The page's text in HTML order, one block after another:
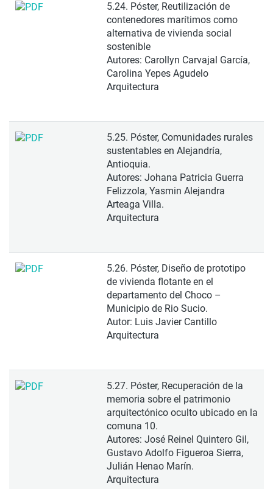
5.24. Póster, Reutilización de
contenedores marítimos como
alternativa de vivienda social
sostenible
Autores: Carollyn Carvajal García,
Carolina Yepes Agudelo
Arquitectura
5.25. Póster, Comunidades rurales
sustentables en Alejandría,
Antioquia.
Autores: Johana Patricia Guerra
Felizzola, Yasmin Alejandra
Arteaga Villa.
Arquitectura
5.26. Póster, Diseño de prototipo
de vivienda flotante en el
departamento del Choco –
Municipio de Rio Sucio.
Autor: Luis Javier Cantillo
Arquitectura
5.27. Póster, Recuperación de la
memoria sobre el patrimonio
arquitectónico oculto ubicado en la
comuna 10.
Autores: José Reinel Quintero Gil,
Gustavo Adolfo Figueroa Sierra,
Julián Henao Marín.
Arquitectura